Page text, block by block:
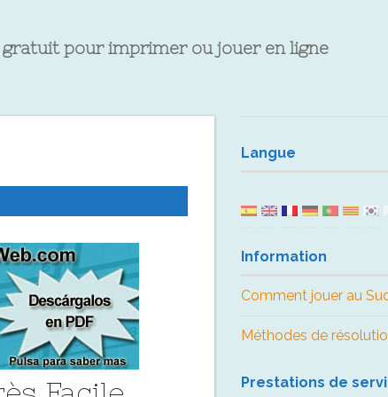
pour imprimer ou jouer en ligne
Langue
Information
Comment jouer au
Méthodes de
Prestations de